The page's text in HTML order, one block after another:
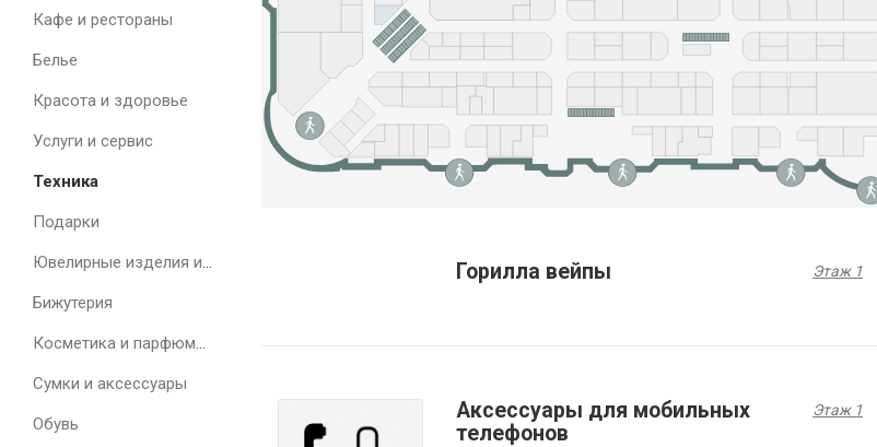
Кафе и рестораны
Белье
Красота и здоровье
Услуги и сервис
Техника
Подарки
Бижутерия
Сумки и аксессуары
Обувь
Горилла вейпы Этаж 1
Аксессуары для мобильных
телефонов
Этаж 1